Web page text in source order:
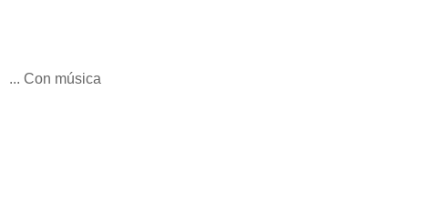
... Con música